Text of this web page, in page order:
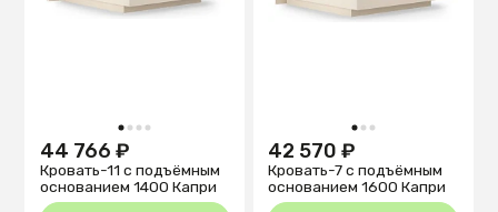
1 2 3 4
44 766 ₽
Кровать-11 с подъёмным
основанием 1400 Капри
1 2 3
42 570 ₽
Кровать-7 с подъёмным
основанием 1600 Капри